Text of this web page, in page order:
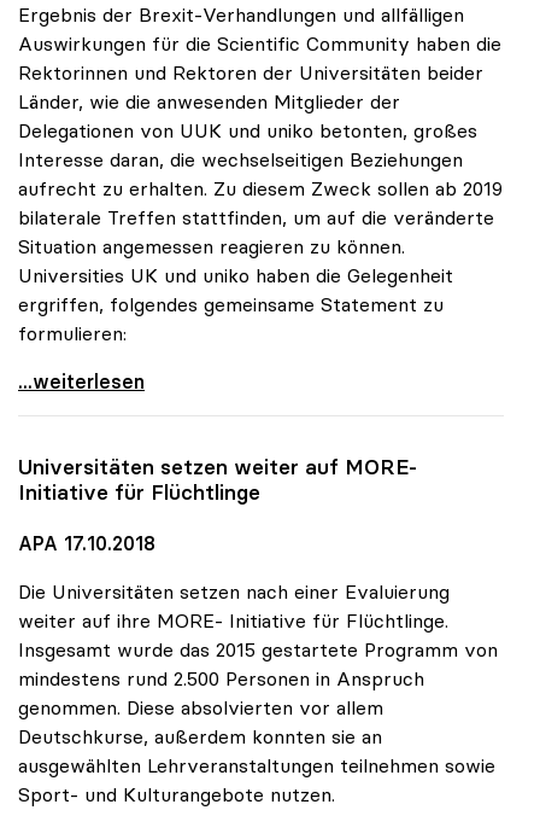
Ergebnis der Brexit-Verhandlungen und allfälligen
Auswirkungen für die Scientific Community haben die
Rektorinnen und Rektoren der Universitäten beider
Länder, wie die anwesenden Mitglieder der
Delegationen von UUK und uniko betonten, großes
Interesse daran, die wechselseitigen Beziehungen
aufrecht zu erhalten. Zu diesem Zweck sollen ab 2019
bilaterale Treffen stattfinden, um auf die veränderte
Situation angemessen reagieren zu können.
Universities UK und uniko haben die Gelegenheit
ergriffen, folgendes gemeinsame Statement zu
formulieren:
Brexit: Universities UK und uniko wollen
...weiterlesen
Universitäten setzen weiter auf MORE-
Initiative für Flüchtlinge
APA 17.10.2018
Die Universitäten setzen nach einer Evaluierung
weiter auf ihre MORE- Initiative für Flüchtlinge.
Insgesamt wurde das 2015 gestartete Programm von
mindestens rund 2.500 Personen in Anspruch
genommen. Diese absolvierten vor allem
Deutschkurse, außerdem konnten sie an
ausgewählten Lehrveranstaltungen teilnehmen sowie
Sport- und Kulturangebote nutzen.